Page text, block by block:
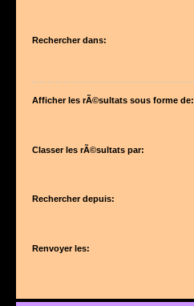
Rechercher dans:
Afficher les rÃ©sultats sous forme de:
Classer les rÃ©sultats par:
Rechercher depuis:
Renvoyer les: